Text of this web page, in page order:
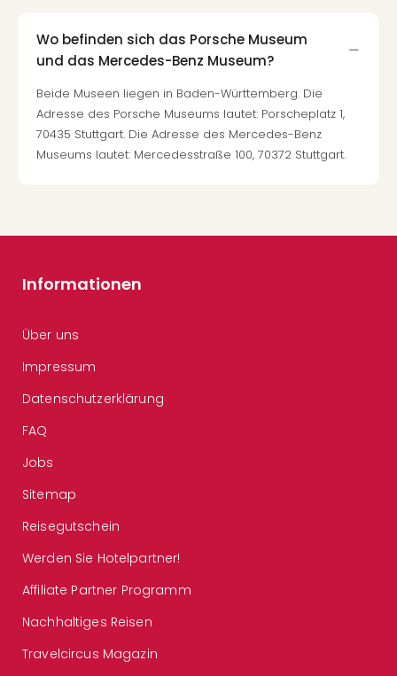
Wo befinden sich das Porsche Museum
und das Mercedes-Benz Museum?
Beide Museen liegen in Baden-Württemberg. Die
Adresse des Porsche Museums lautet: Porscheplatz 1,
70435 Stuttgart. Die Adresse des Mercedes-Benz
Museums lautet: Mercedesstraße 100, 70372 Stuttgart.
Informationen
Über uns
Impressum
Datenschutzerklärung
FAQ
Jobs
Sitemap
Reisegutschein
Werden Sie Hotelpartner!
Affiliate Partner Programm
Nachhaltiges Reisen
Travelcircus Magazin